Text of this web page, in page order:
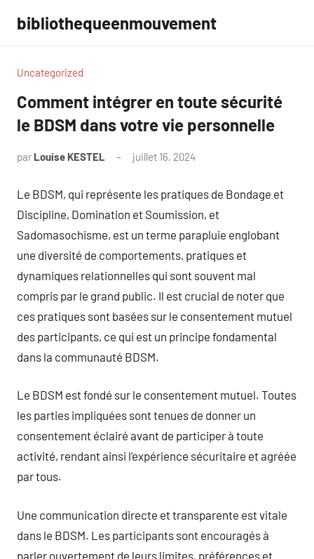
contenu
bibliothequeenmouvement
Uncategorized
Comment intégrer en toute sécurité
le BDSM dans votre vie personnelle
par Louise KESTEL juillet 16, 2024
Le BDSM, qui représente les pratiques de Bondage et
Discipline, Domination et Soumission, et
Sadomasochisme, est un terme parapluie englobant
une diversité de comportements, pratiques et
dynamiques relationnelles qui sont souvent mal
compris par le grand public. Il est crucial de noter que
ces pratiques sont basées sur le consentement mutuel
des participants, ce qui est un principe fondamental
dans la communauté BDSM.
Le BDSM est fondé sur le consentement mutuel. Toutes
les parties impliquées sont tenues de donner un
consentement éclairé avant de participer à toute
activité, rendant ainsi l’expérience sécuritaire et agréée
par tous.
Une communication directe et transparente est vitale
dans le BDSM. Les participants sont encouragés à
parler ouvertement de leurs limites, préférences et